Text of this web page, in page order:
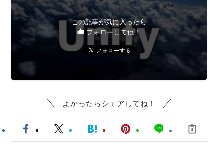
この記事が気に入ったら
フォローしてね！
よかったらシェアしてね！